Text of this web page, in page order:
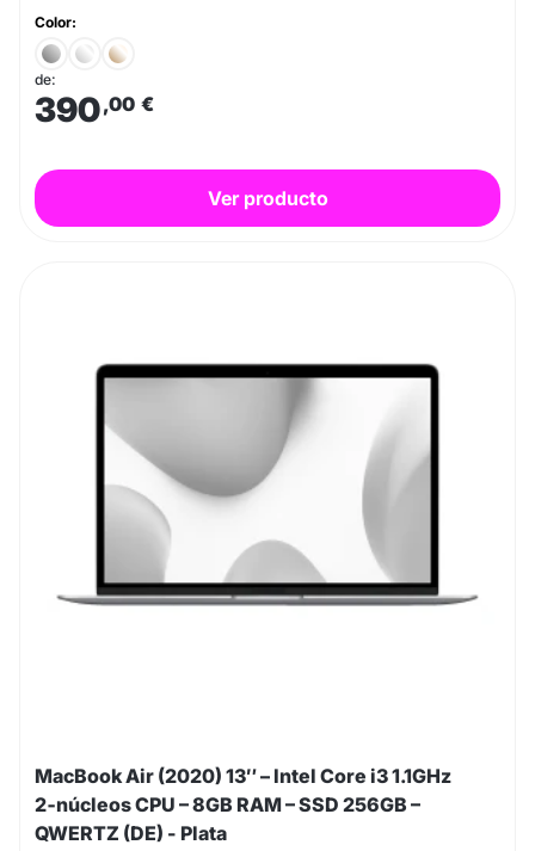
Color:
de:
390,00 €
Ver producto
MacBook Air (2020) 13″ – Intel Core i3 1.1GHz
2‑núcleos CPU – 8GB RAM – SSD 256GB –
QWERTZ (DE) - Plata